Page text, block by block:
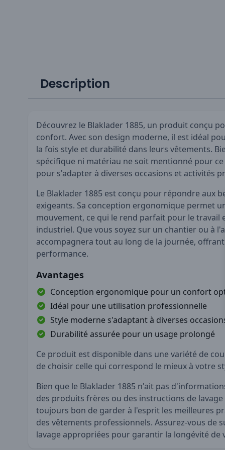
Description
Découvrez le Blaklader 1885, un produit conçu
confort. Avec son design moderne, il est idéal
la fois style et durabilité dans leurs vêtements.
spécifique ni matériau ne soit mentionné pour
pour s'adapter à diverses occasions et activités
Le Blaklader 1885 est conçu pour répondre aux
exigeants. Sa conception ergonomique permet
mouvement, ce qui le rend parfait pour le travail
industriel. Que vous soyez sur un chantier ou à
accompagnera tout au long de la journée, offrant
performance.
Avantages
Conception ergonomique pour un confort
Idéal pour une utilisation professionnelle
Style moderne s'adaptant à diverses
Durabilité assurée pour un usage prolongé
Ce produit est disponible dans une variété de
de choisir celle qui correspond le mieux à votre
Bien que le Blaklader 1885 n'ait pas
des produits frères ou des instructions de
toujours bon de garder à l'esprit les meilleures
des vêtements professionnels. Assurez-vous de
lavage appropriées pour garantir la longévité de